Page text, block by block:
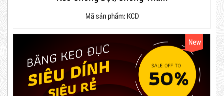
63,000 VNĐ 65,000 VNĐ
Dây rút nhựa trắng và đen 10cm,